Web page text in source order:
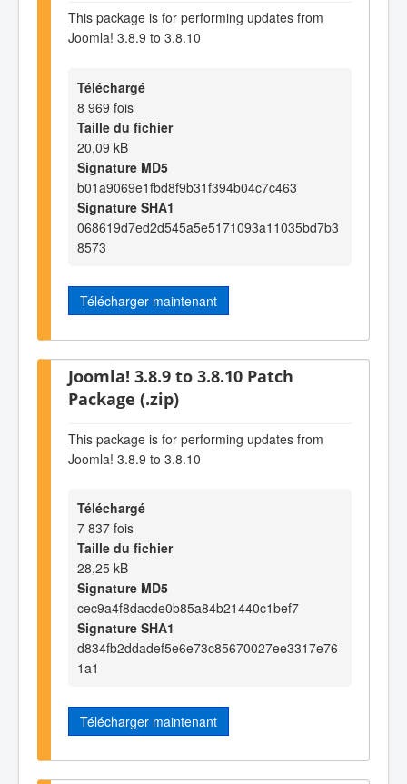
This package is for performing updates from
Joomla! 3.8.9 to 3.8.10
Téléchargé
8 969 fois
Taille du fichier
20,09 kB
Signature MD5
b01a9069e1fbd8f9b31f394b04c7c463
Signature SHA1
068619d7ed2d545a5e5171093a11035bd7b3
8573
Télécharger maintenant
Joomla! 3.8.9 to 3.8.10 Patch
Package (.zip)
This package is for performing updates from
Joomla! 3.8.9 to 3.8.10
Téléchargé
7 837 fois
Taille du fichier
28,25 kB
Signature MD5
cec9a4f8dacde0b85a84b21440c1bef7
Signature SHA1
d834fb2ddadef5e6e73c85670027ee3317e76
1a1
Télécharger maintenant